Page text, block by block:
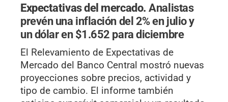
Expectativas del mercado.Analistas
prevén una inflación del 2% en julio y
un dólar en $1.652 para diciembre
El Relevamiento de Expectativas de
Mercado del Banco Central mostró nuevas
proyecciones sobre precios, actividad y
tipo de cambio. El informe también